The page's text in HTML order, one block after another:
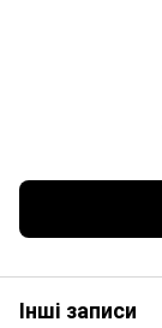
Інші записи